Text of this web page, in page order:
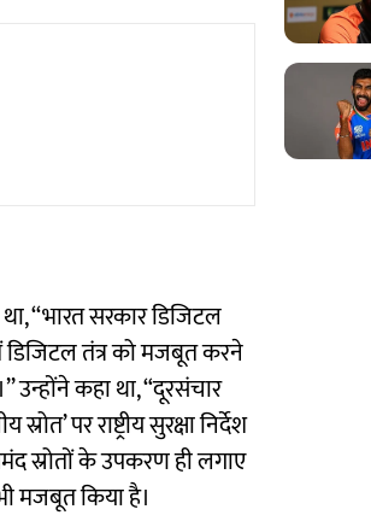
‘‘भारत सरकार डिजिटल
में डिजिटल तंत्र को मजबूत करने
कहा था, “दूरसंचार
पर राष्ट्रीय सुरक्षा निर्देश
स्रोतों के उपकरण ही लगाए
मजबूत किया है।